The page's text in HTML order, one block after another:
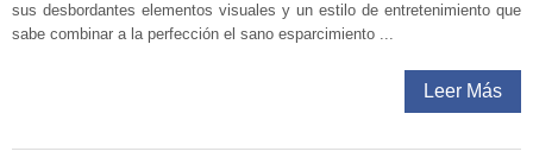
sus desbordantes elementos visuales y un estilo de entretenimiento que
sabe combinar a la perfección el sano esparcimiento ...
Leer Más